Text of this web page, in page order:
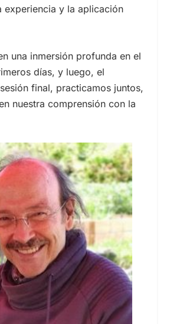
experiencia y la aplicación
una inmersión profunda en el
días, y luego, el
final, practicamos juntos,
nuestra comprensión con la